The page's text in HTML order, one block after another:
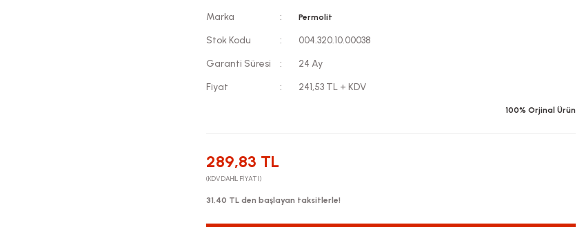
Marka Permolit
Stok Kodu
004.320.10.00038
Garanti Süresi
24 Ay
Fiyat
241,53 TL + KDV
100% Orjinal Ürün
289,83 TL
(KDV DAHİL FİYATI)
31,40 TL den başlayan taksitlerle!